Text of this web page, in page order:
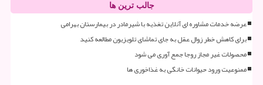
جالب ترین ها
عرضه خدمات مشاوره ای آنلاین تغذیه با شیرمادر در بیمارستان بهرامی
برای کاهش خطر زوال عقل به جای تماشای تلویزیون مطالعه کنید
محصولات غیر مجاز روجا جمع آوری می شود
ممنوعیت ورود حیوانات خانگی به غذاخوری ها